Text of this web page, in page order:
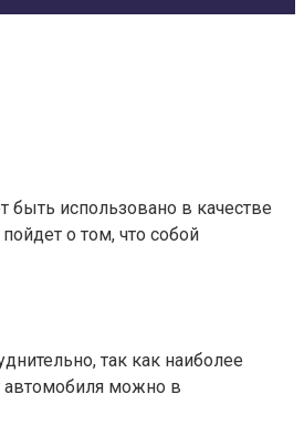
использовано в качестве
о том, что собой
так как наиболее
автомобиля можно в